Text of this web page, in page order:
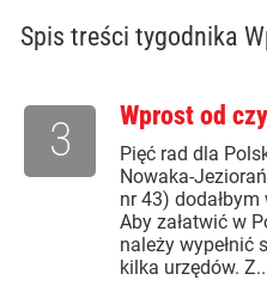
Spis treści tygodnika
Wprost od
Pięć rad dla
Nowaka-
nr 43)
Aby załatwić w
należy wypełnić
kilka urzędów.
3